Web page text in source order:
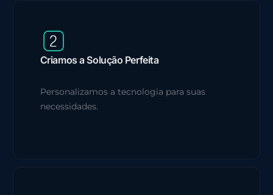
Criamos a Solução Perfeita
Personalizamos a tecnologia para suas
necessidades.